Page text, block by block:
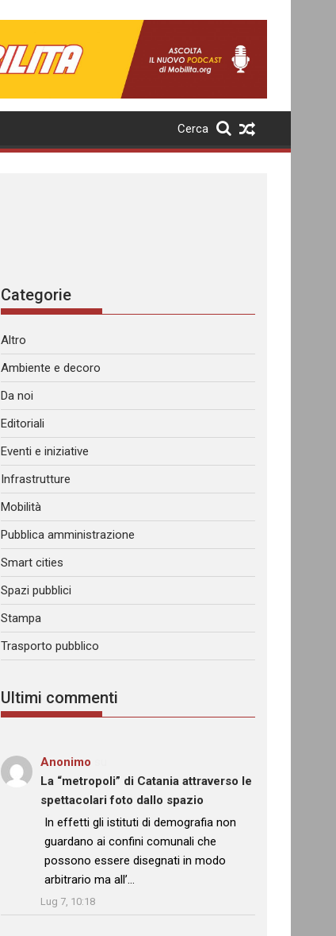
Cerca
Categorie
Altro
Ambiente e decoro
Da noi
Editoriali
Eventi e iniziative
Infrastrutture
Mobilità
Pubblica amministrazione
Smart cities
Spazi pubblici
Stampa
Trasporto pubblico
Ultimi commenti
Anonimo
La “metropoli” di Catania attraverso le
spettacolari foto dallo spazio
: “
In effetti gli istituti di demografia non
guardano ai confini comunali che
possono essere disegnati in modo
arbitrario ma all’…
Lug 7, 10:18